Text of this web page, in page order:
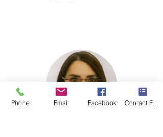
Phone Email Facebook Contact Form